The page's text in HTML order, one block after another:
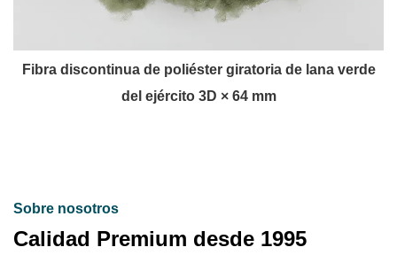
Fibra discontinua de poliéster giratoria de lana verde
del ejército 3D × 64 mm
Sobre nosotros
Calidad Premium desde 1995